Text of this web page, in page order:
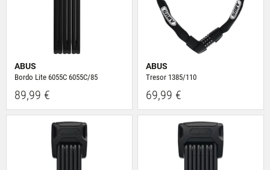
ABUS
Bordo Lite 6055C 6055C/85
89,99 €
ABUS
Tresor 1385/110
69,99 €